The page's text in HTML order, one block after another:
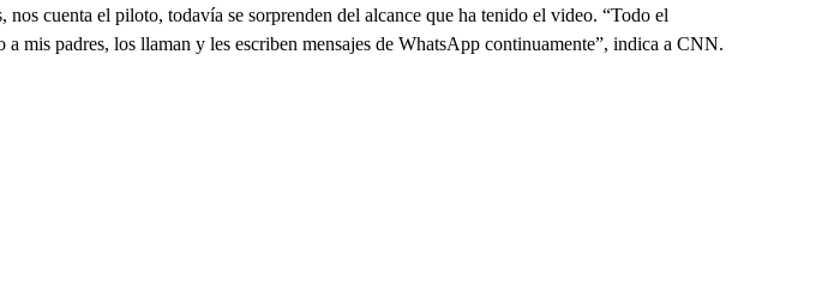
nos cuenta el piloto, todavía se sorprenden del alcance que ha tenido el video. “Todo el
a mis padres, los llaman y les escriben mensajes de WhatsApp continuamente”, indica a CNN.